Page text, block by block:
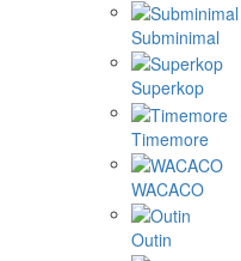
Subminimal
Superkop
Timemore
WACACO
Outin